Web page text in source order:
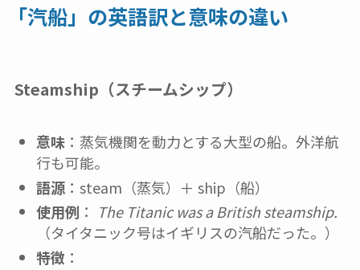
「汽船」の英語訳と意味の違い
Steamship（スチームシップ）
意味：蒸気機関を動力とする大型の船。外洋航
行も可能。
語源：steam（蒸気）＋ ship（船）
使用例 ： The Titanic was a British steamship.
（タイタニック号はイギリスの汽船だった。）
特徴 ：